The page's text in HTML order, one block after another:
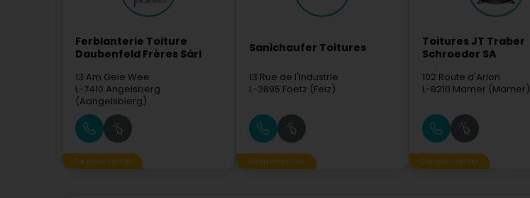
Ferblanterie Toiture
Daubenfeld Frères Sàrl
13 Am Geie Wee
L-7410 Angelsberg
(Aangelsbierg)
Gesponserter
Sanichaufer Toitures
13 Rue de l'Industrie
L-3895 Foetz (Feiz)
Gesponserter
Toitures JT Traber
Schroeder SA
102 Route d'Arlon
L-8210 Mamer (Mamer)
Gesponserter